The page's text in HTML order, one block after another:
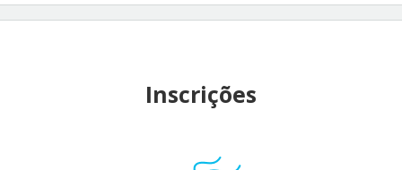
Inscrições